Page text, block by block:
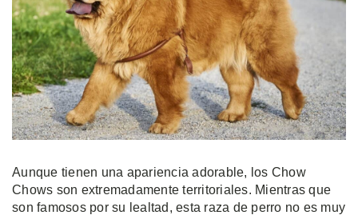
Aunque tienen una apariencia adorable, los Chow
Chows son extremadamente territoriales. Mientras que
son famosos por su lealtad, esta raza de perro no es muy